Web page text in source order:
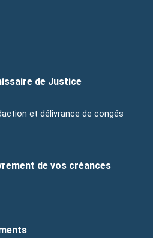
de Justice
et délivrance de congés
de vos créances